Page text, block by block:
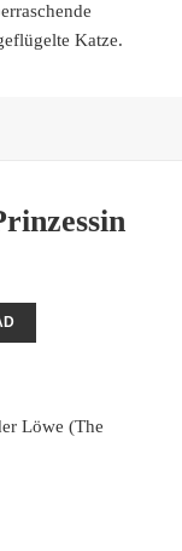
Katze.
Der Held von Garathorm
Löwe (The